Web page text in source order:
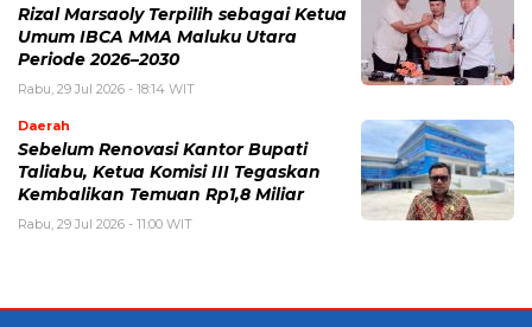
Rizal Marsaoly Terpilih sebagai Ketua
Umum IBCA MMA Maluku Utara
Periode 2026–2030
Rabu, 29 Jul 2026 - 18:14 WIT
Daerah
Sebelum Renovasi Kantor Bupati
Taliabu, Ketua Komisi III Tegaskan
Kembalikan Temuan Rp1,8 Miliar
Rabu, 29 Jul 2026 - 11:00 WIT